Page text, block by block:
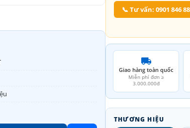
📞 Tư vấn: 0901 846
Giao hàng toàn quốc
Miễn phí đơn ≥
3.000.000đ
THƯƠNG HIỆU